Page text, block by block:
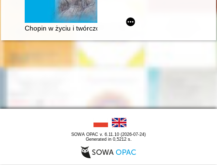
Chopin w życiu i twórczości George Sand
SOWA OPAC v. 6.11.10 (2026-07-24)
Generated in 0,5212 s.